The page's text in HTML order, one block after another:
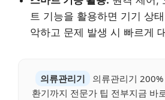
트 기능을 활용하면 기기 상
악하고 문제 발생 시 빠르게
의류관리기
의류관리기
환기까지 전문가 팁 전부지금 바